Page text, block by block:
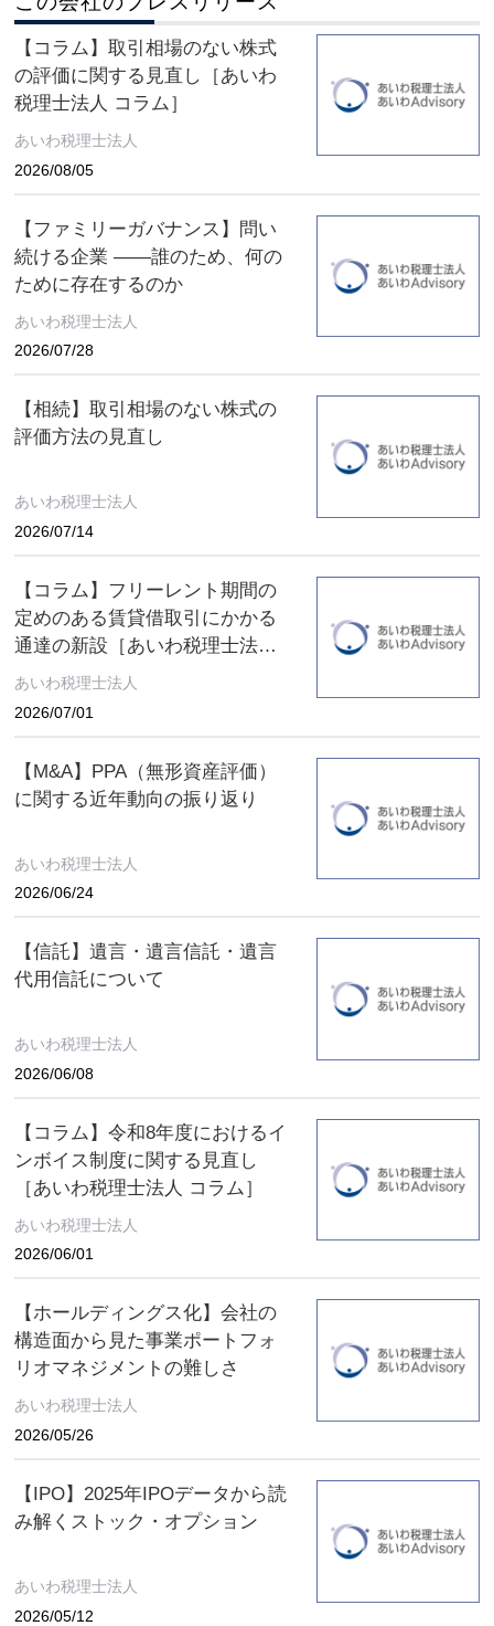
【コラム】取引相場のない株式
の評価に関する見直し［あいわ
税理士法人 コラム］
あいわ税理士法人
2026/08/05
【ファミリーガバナンス】問い
続ける企業 ――誰のため、何の
ために存在するのか
あいわ税理士法人
2026/07/28
【相続】取引相場のない株式の
評価方法の見直し
あいわ税理士法人
2026/07/14
【コラム】フリーレント期間の
定めのある賃貸借取引にかかる
通達の新設［あいわ税理士法人
コラム］
あいわ税理士法人
2026/07/01
【M&A】PPA（無形資産評価）
に関する近年動向の振り返り
あいわ税理士法人
2026/06/24
【信託】遺言・遺言信託・遺言
代用信託について
あいわ税理士法人
2026/06/08
【コラム】令和8年度におけるイ
ンボイス制度に関する見直し
［あいわ税理士法人 コラム］
あいわ税理士法人
2026/06/01
【ホールディングス化】会社の
構造面から見た事業ポートフォ
リオマネジメントの難しさ
あいわ税理士法人
2026/05/26
【IPO】2025年IPOデータから読
み解くストック・オプション
あいわ税理士法人
2026/05/12